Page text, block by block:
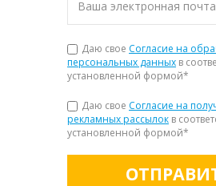
Даю свое Согласие на
персональных данных в
установленной формой*
Даю свое Согласие на
рекламных рассылок в
установленной формой*